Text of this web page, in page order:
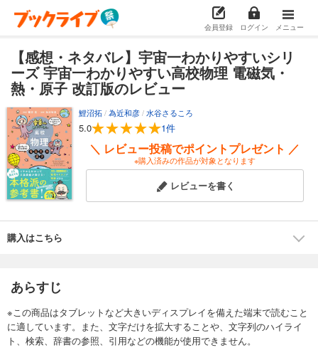
会員登録 ログイン メニュー
【感想・ネタバレ】宇宙一わかりやすいシリ
ーズ 宇宙一わかりやすい高校物理 電磁気・
熱・原子 改訂版のレビュー
鯉沼拓/為近和彦/水谷さるころ
5.0 1件
＼ レビュー投稿でポイントプレゼント ／
※購入済みの作品が対象となります
レビューを書く
購入はこちら
あらすじ
※この商品はタブレットなど大きいディスプレイを備えた端末で読むこと
に適しています。また、文字だけを拡大することや、文字列のハイライ
ト、検索、辞書の参照、引用などの機能が使用できません。